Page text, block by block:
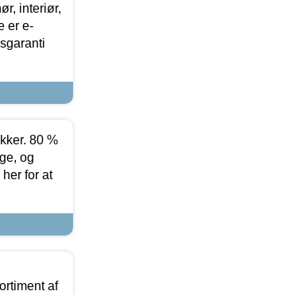
interiør,
er e-
80 %
og
for at
af